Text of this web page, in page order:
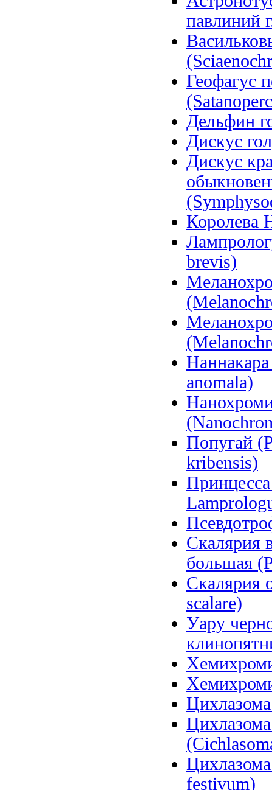
павлиний
Геофагус
Дельфин
Дискус
Дискус
Королева
brevis)
Наннакара
anomala)
Попугай
kribensis)
Скалярия
большая
Скалярия
scalare)
Уару
festivum)